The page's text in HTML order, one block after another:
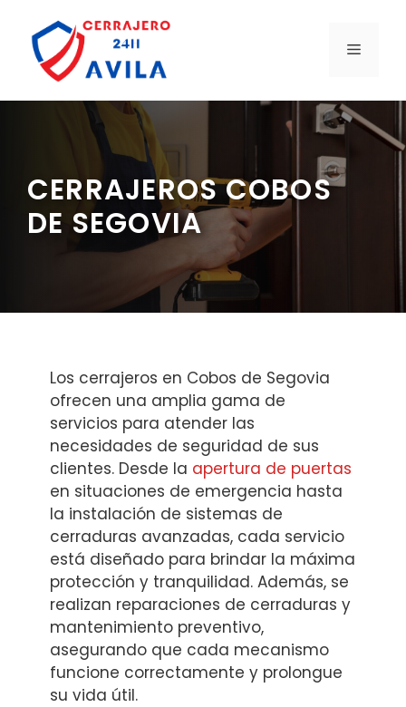
contenido
MENÚ
CERRAJEROS COBOS
DE SEGOVIA
Los cerrajeros en Cobos de Segovia
ofrecen una amplia gama de
servicios para atender las
necesidades de seguridad de sus
clientes. Desde la apertura de puertas
en situaciones de emergencia hasta
la instalación de sistemas de
cerraduras avanzadas, cada servicio
está diseñado para brindar la máxima
protección y tranquilidad. Además, se
realizan reparaciones de cerraduras y
mantenimiento preventivo,
asegurando que cada mecanismo
funcione correctamente y prolongue
su vida útil.